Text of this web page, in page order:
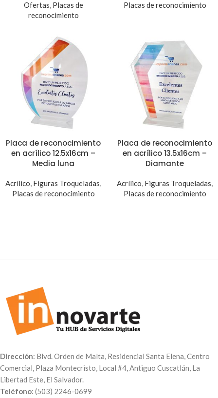
Ofertas, Placas de
reconocimiento
Placas de reconocimiento
Placa de reconocimiento
en acrílico 12.5x16cm –
Media luna
Acrílico, Figuras Troqueladas,
Placas de reconocimiento
Placa de reconocimiento
en acrílico 13.5x16cm –
Diamante
Acrílico, Figuras Troqueladas,
Placas de reconocimiento
Dirección: Blvd. Orden de Malta, Residencial Santa Elena, Centro
Comercial, Plaza Montecristo, Local #4, Antiguo Cuscatlán, La
Libertad Este, El Salvador.
Teléfono: (503) 2246-0699